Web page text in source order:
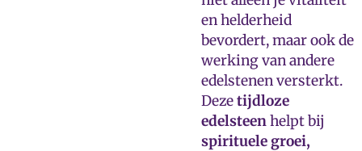
en helderheid
bevordert, maar ook de
werking van andere
edelstenen versterkt.
Dezetijdloze
edelsteenhelpt bij
spirituele groei,